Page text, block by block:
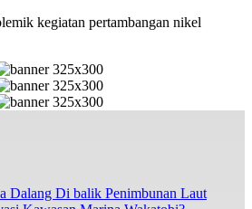
kegiatan pertambangan nikel